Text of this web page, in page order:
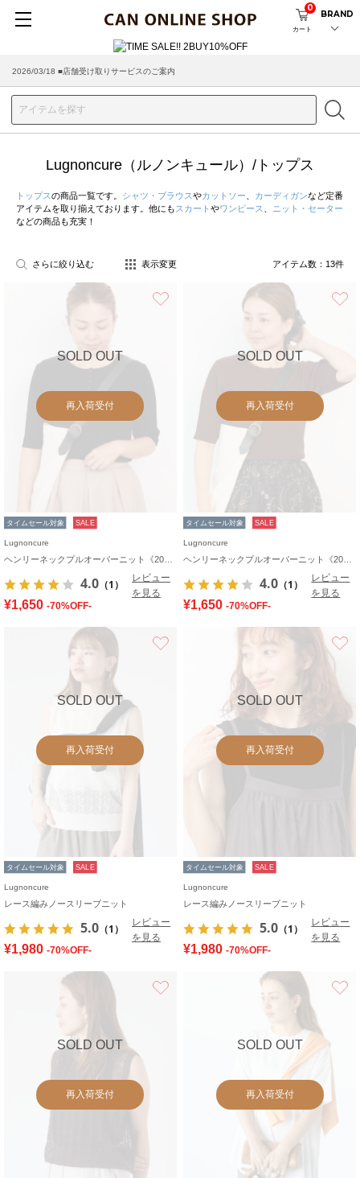
カート
0
BRAND
2026/03/18 ■店舗受け取りサービスのご案内
Lugnoncure（ルノンキュール）/トップス
トップスの商品一覧です。 シャツ・ブラウスやカットソー カーディガンなど定番
アイテムを取り揃えております。他にも スカート やワンピース
ニット・セーター
などの商品も充実！
さらに絞り込む 表示変更 アイテム数： 13件
SOLD OUT
再入荷受付
タイムセール対象 SALE
Lugnoncure
4.0 （1）
レビュー
を見る
¥1,650 -70%OFF-
SOLD OUT
再入荷受付
タイムセール対象 SALE
Lugnoncure
4.0 （1）
レビュー
を見る
¥1,650 -70%OFF-
SOLD OUT
再入荷受付
タイムセール対象 SALE
Lugnoncure
レース編みノースリーブニット
5.0 （1）
レビュー
を見る
¥1,980 -70%OFF-
SOLD OUT
再入荷受付
タイムセール対象 SALE
Lugnoncure
レース編みノースリーブニット
5.0 （1）
レビュー
を見る
¥1,980 -70%OFF-
SOLD OUT
再入荷受付
SOLD OUT
再入荷受付